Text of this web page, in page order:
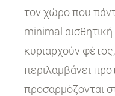
τον χώρο που
minimal
κυριαρχούν
περιλαμβάνει
προσαρμόζονται